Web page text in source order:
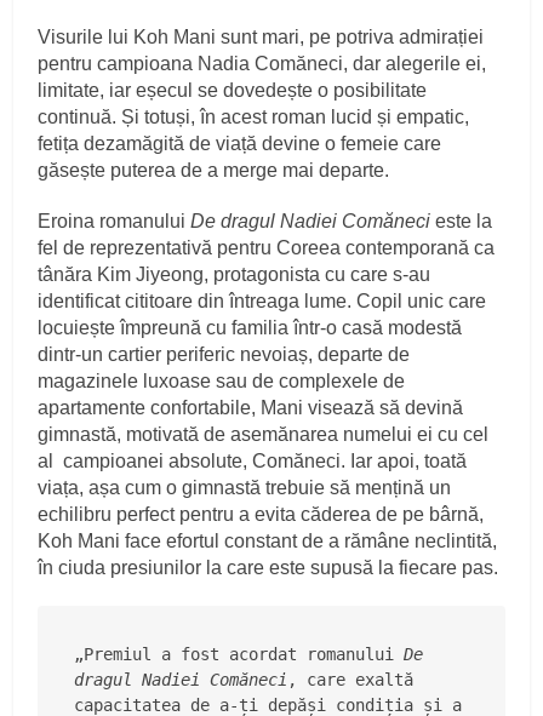
Visurile lui Koh Mani sunt mari, pe potriva admirației
pentru campioana Nadia Comăneci, dar alegerile ei,
limitate, iar eșecul se dovedește o posibilitate
continuă. Și totuși, în acest roman lucid și empatic,
fetița dezamăgită de viață devine o femeie care
găsește puterea de a merge mai departe.
Eroina romanuluiDe dragul Nadiei Comăneci este la
fel de reprezentativă pentru Coreea contemporană ca
tânăra Kim Jiyeong, protagonista cu care s-au
identificat cititoare din întreaga lume. Copil unic care
locuiește împreună cu familia într-o casă modestă
dintr-un cartier periferic nevoiaș, departe de
magazinele luxoase sau de complexele de
apartamente confortabile, Mani visează să devină
gimnastă, motivată de asemănarea numelui ei cu cel
al campioanei absolute, Comăneci. Iar apoi, toată
viața, așa cum o gimnastă trebuie să mențină un
echilibru perfect pentru a evita căderea de pe bârnă,
Koh Mani face efortul constant de a rămâne neclintită,
în ciuda presiunilor la care este supusă la fiecare pas.
„Premiul a fost acordat romanului De
dragul Nadiei Comăneci , care exaltă
capacitatea de a-ți depăși condiția și a